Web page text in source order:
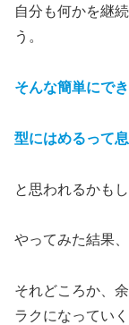
自分も何かを継
う。
そんな簡単にで
型にはめるって
と思われるかもし
やってみた結果
それどころか、
ラクになっていく